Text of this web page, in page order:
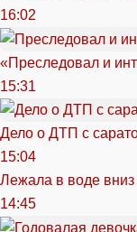
16:02
«Преследовал и
15:31
Дело о ДТП с
15:04
Лежала в воде вниз
14:45